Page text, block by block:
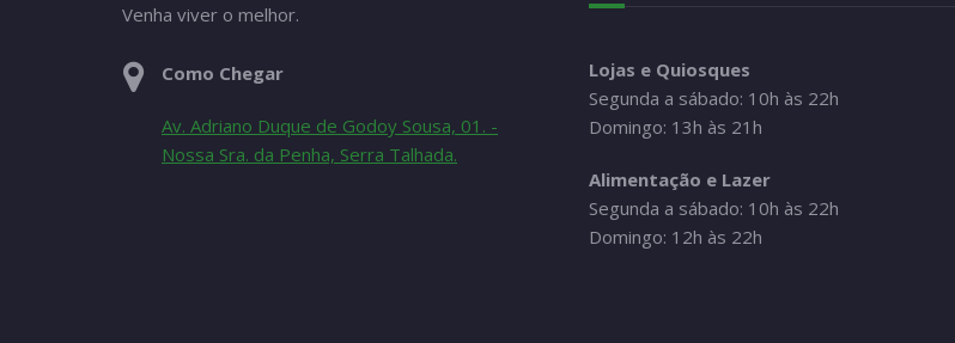
Venha viver o melhor.
Como Chegar
Av. Adriano Duque de Godoy Sousa, 01. -
Nossa Sra. da Penha, Serra Talhada.
Lojas e Quiosques
Segunda a sábado: 10h às 22h
Domingo: 13h às 21h
Alimentação e Lazer
Segunda a sábado: 10h às 22h
Domingo: 12h às 22h